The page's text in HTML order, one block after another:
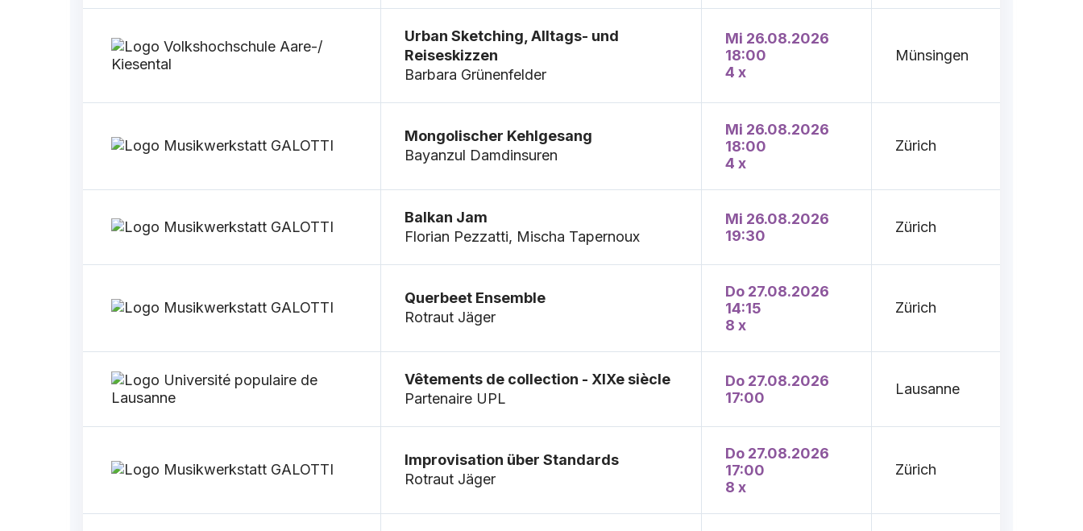
Urban Sketching, Alltags- und
Reiseskizzen
Barbara Grünenfelder
Mi 26.08.2026
18:00
4 x
Münsingen
Mongolischer Kehlgesang
Bayanzul Damdinsuren
Mi 26.08.2026
18:00
4 x
Zürich
Balkan Jam
Florian Pezzatti, Mischa Tapernoux
Mi 26.08.2026
19:30
Zürich
Querbeet Ensemble
Rotraut Jäger
Do 27.08.2026
14:15
8 x
Zürich
Vêtements de collection - XIXe siècle
Partenaire UPL
Do 27.08.2026
17:00
Lausanne
Improvisation über Standards
Rotraut Jäger
Do 27.08.2026
17:00
8 x
Zürich